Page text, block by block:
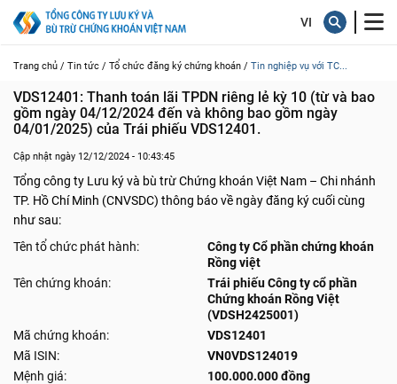
Trang chủ / Tin tức / Tổ chức đăng ký chứng khoán / Tin nghiệp vụ với TC...
VDS12401: Thanh toán lãi TPDN riêng lẻ kỳ 10 (từ và bao
gồm ngày 04/12/2024 đến và không bao gồm ngày
04/01/2025) của Trái phiếu VDS12401.
Cập nhật ngày 12/12/2024 - 10:43:45
Tổng công ty Lưu ký và bù trừ Chứng khoán Việt Nam – Chi nhánh
TP. Hồ Chí Minh (CNVSDC) thông báo về ngày đăng ký cuối cùng
như sau:
Tên tổ chức phát hành:
Công ty Cổ phần chứng khoán
Rồng việt
Tên chứng khoán:
Trái phiếu Công ty cổ phần
Chứng khoán Rồng Việt
(VDSH2425001)
Mã chứng khoán:
VDS12401
Mã ISIN:
VN0VDS124019
Mệnh giá:
100.000.000 đồng